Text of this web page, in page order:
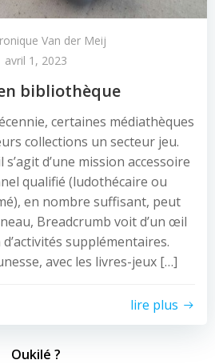
Van der Meij
avril 1, 2023
bibliothèque
certaines médiathèques
collections un secteur jeu.
d’une mission accessoire
qualifié (ludothécaire ou
en nombre suffisant, peut
Breadcrumb voit d’un œil
supplémentaires.
avec les livres-jeux […]
lire plus
Oukilé ?